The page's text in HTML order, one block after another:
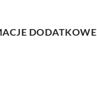
DODATKOWE